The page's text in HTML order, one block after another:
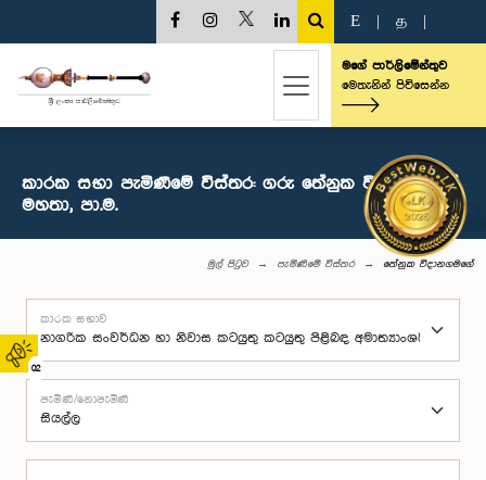
02
E த
මගේ පාර්ලිමේන්තුව
මෙතැනින් පිවිසෙන්න
කාරක සභා පැමිණීමේ විස්තර: ගරු තේනුක විදානගමගේ
මහතා, පා.ම.
මුල් පිටුව පැමිණීමේ විස්තර තේනුක විදානගමගේ
කාරක සභාව
පැමිණි/නොපැමිණි